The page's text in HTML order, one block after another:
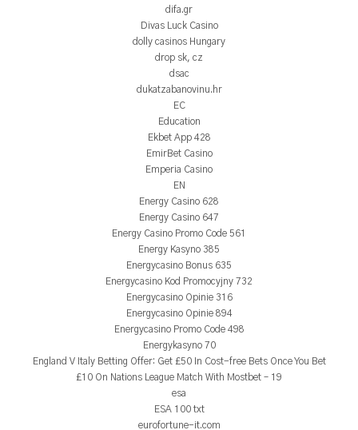
difa.gr
Divas Luck Casino
dolly casinos Hungary
drop sk, cz
dsac
dukatzabanovinu.hr
EC
Education
Ekbet App 428
EmirBet Casino
Emperia Casino
EN
Energy Casino 628
Energy Casino 647
Energy Casino Promo Code 561
Energy Kasyno 385
Energycasino Bonus 635
Energycasino Kod Promocyjny 732
Energycasino Opinie 316
Energycasino Opinie 894
Energycasino Promo Code 498
Energykasyno 70
England V Italy Betting Offer: Get £50 In Cost-free Bets Once You Bet
£10 On Nations League Match With Mostbet – 19
esa
ESA 100 txt
eurofortune-it.com